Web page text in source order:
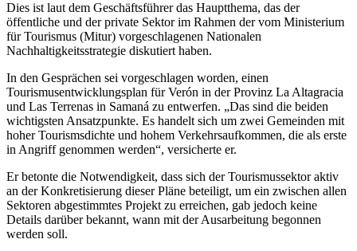
Dies ist laut dem Geschäftsführer das Hauptthema, das der
öffentliche und der private Sektor im Rahmen der vom Ministerium
für Tourismus (Mitur) vorgeschlagenen Nationalen
Nachhaltigkeitsstrategie diskutiert haben.
In den Gesprächen sei vorgeschlagen worden, einen
Tourismusentwicklungsplan für Verón in der Provinz La Altagracia
und Las Terrenas in Samaná zu entwerfen. „Das sind die beiden
wichtigsten Ansatzpunkte. Es handelt sich um zwei Gemeinden mit
hoher Tourismsdichte und hohem Verkehrsaufkommen, die als erste
in Angriff genommen werden“, versicherte er.
Er betonte die Notwendigkeit, dass sich der Tourismussektor aktiv
an der Konkretisierung dieser Pläne beteiligt, um ein zwischen allen
Sektoren abgestimmtes Projekt zu erreichen, gab jedoch keine
Details darüber bekannt, wann mit der Ausarbeitung begonnen
werden soll.